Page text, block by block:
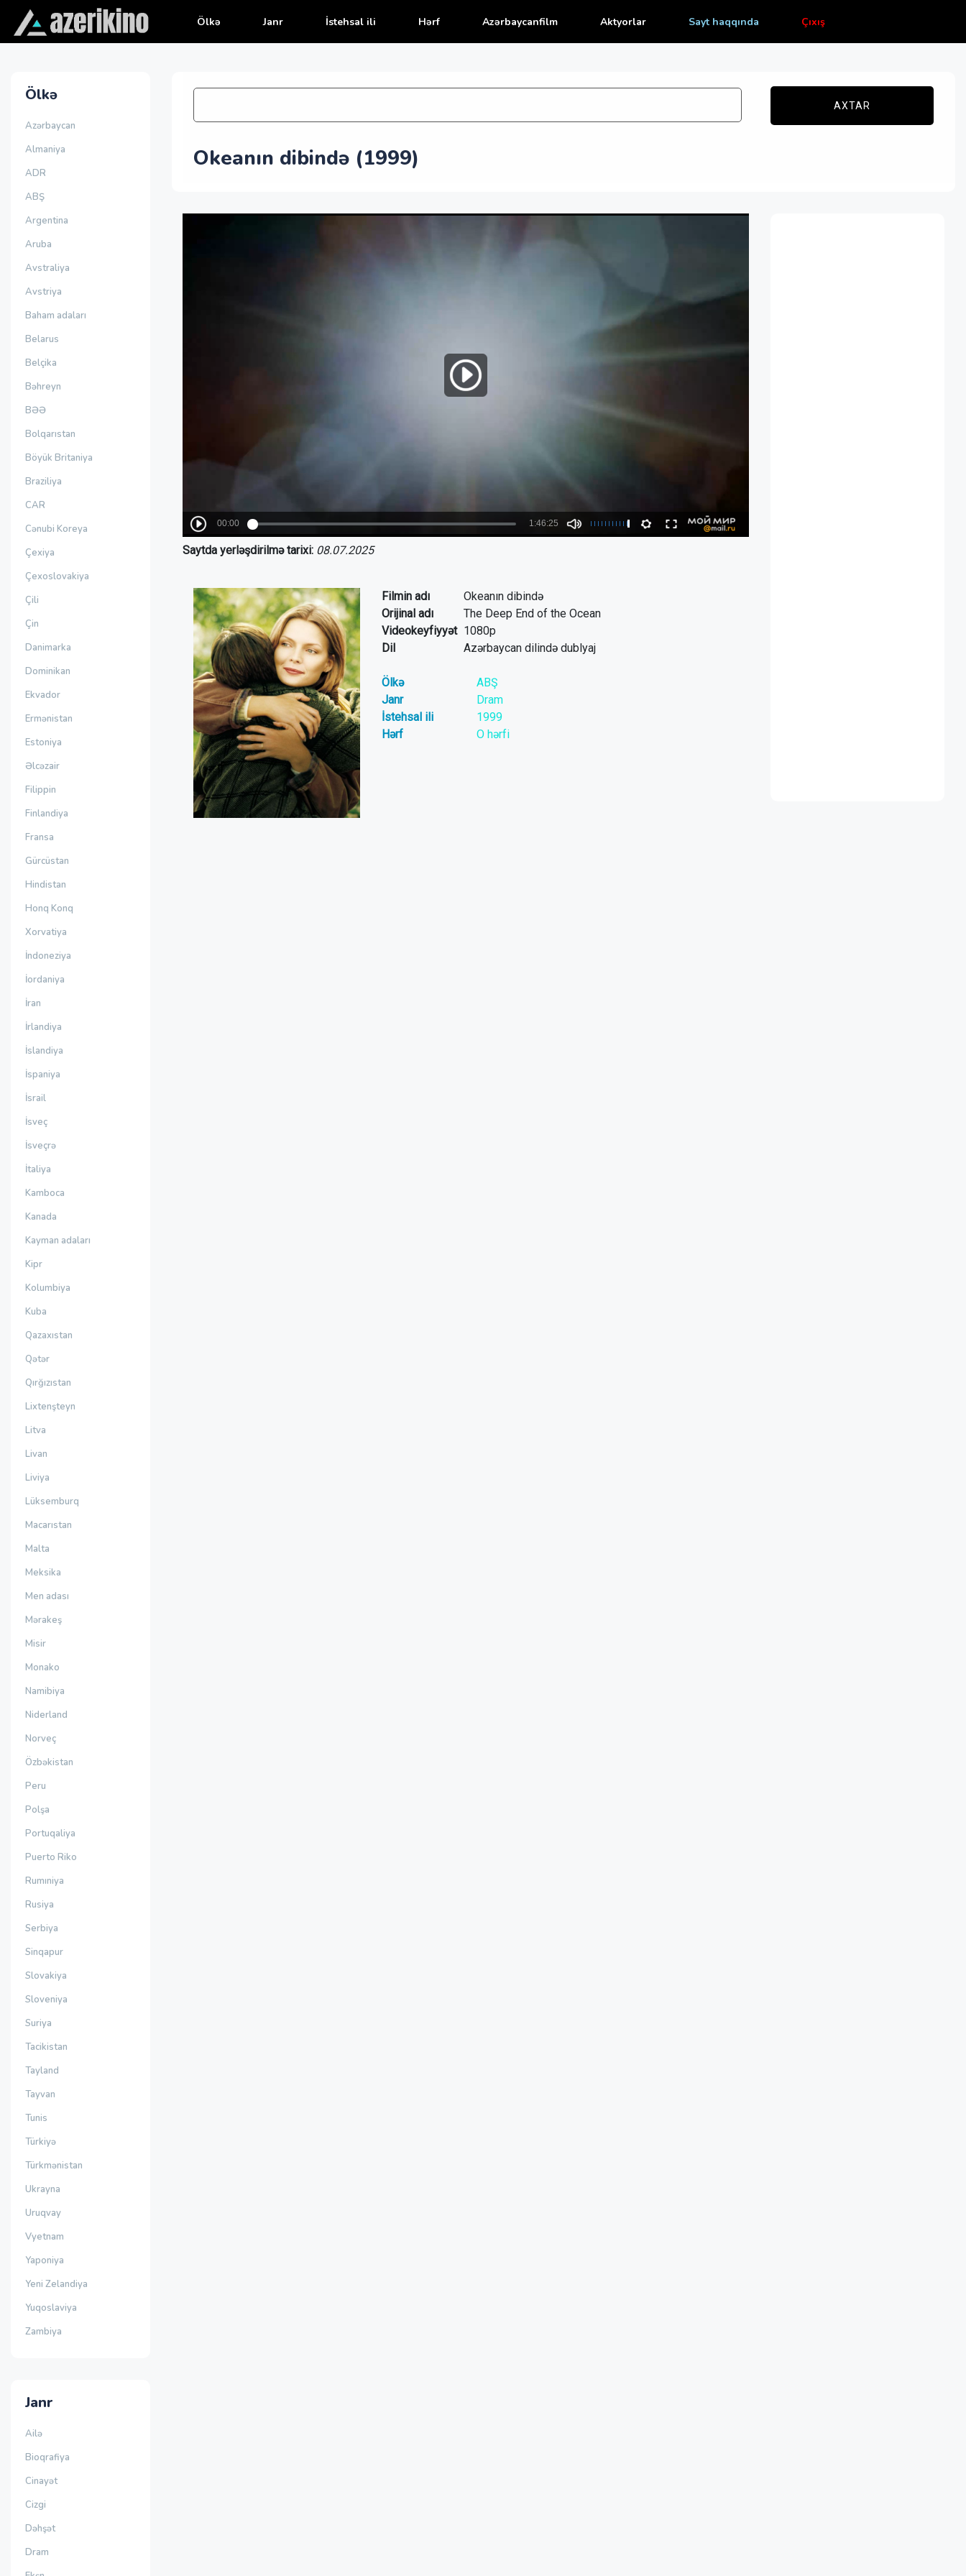
Ölkə Janr İstehsal ili Hərf Azərbaycanfilm Aktyorlar Sayt haqqında Çıxış
Ölkə
Azərbaycan
Almaniya
ADR
ABŞ
Argentina
Aruba
Avstraliya
Avstriya
Baham adaları
Belarus
Belçika
Bəhreyn
BƏƏ
Bolqarıstan
Böyük Britaniya
Braziliya
CAR
Cənubi Koreya
Çexiya
Çexoslovakiya
Çili
Çin
Danimarka
Dominikan
Ekvador
Ermənistan
Estoniya
Əlcəzair
Filippin
Finlandiya
Fransa
Gürcüstan
Hindistan
Honq Konq
Xorvatiya
İndoneziya
İordaniya
İran
İrlandiya
İslandiya
İspaniya
İsrail
İsveç
İsveçrə
İtaliya
Kamboca
Kanada
Kayman adaları
Kipr
Kolumbiya
Kuba
Qazaxıstan
Qətər
Qırğızıstan
Lixtenşteyn
Litva
Livan
Liviya
Lüksemburq
Macarıstan
Malta
Meksika
Men adası
Mərakeş
Misir
Monako
Namibiya
Niderland
Norveç
Özbəkistan
Peru
Polşa
Portuqaliya
Puerto Riko
Rumıniya
Rusiya
Serbiya
Sinqapur
Slovakiya
Sloveniya
Suriya
Tacikistan
Tayland
Tayvan
Tunis
Türkiyə
Türkmənistan
Ukrayna
Uruqvay
Vyetnam
Yaponiya
Yeni Zelandiya
Yuqoslaviya
Zambiya
Janr
Ailə
Bioqrafiya
Cinayət
Cizgi
Dəhşət
Dram
AXTAR
Okeanın dibində (1999)
Saytda yerləşdirilmə tarixi: 08.07.2025
Filmin adı
Okeanın dibində
Orijinal adı
The Deep End of the Ocean
Videokeyfiyyət 1080p
Dil
Azərbaycan dilində dublyaj
Ölkə
ABŞ
Janr
Dram
İstehsal ili
1999
Hərf
O hərfi